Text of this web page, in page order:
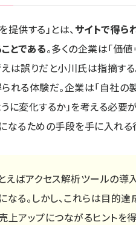
提供する」とは、サイトで得ら
とである。多くの企業は「価
は誤りだと小川氏は指摘す
られる体験だ。企業は「自社
に変化するか」を考える必要
なるための手段を手に入れる
えばアクセス解析ツールの
なる。しかし、これらは目的
上アップにつながるヒントを